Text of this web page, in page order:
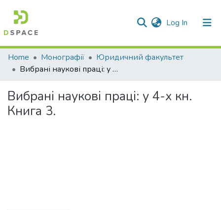
Log In (current)
Communities & Collections
All of DSpace
Statistics
Home Монографії
Юридичний факультет
Вибрані наукові праці: у 4-х кн. Книга 3.
Вибрані наукові праці: у 4-х кн.
Книга 3.